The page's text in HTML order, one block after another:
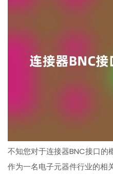
不知您对于连接器BNC接口的
作为一名电子元器件行业的相